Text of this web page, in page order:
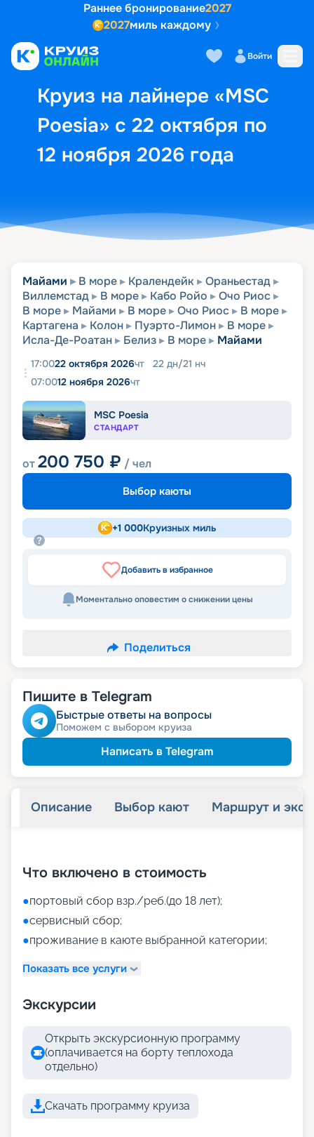
Раннее бронирование2027
2027миль каждому
Войти
Круиз на лайнере «MSC
Poesia» с 22 октября по
12 ноября 2026 года
Выбор кают Маршрут и
Майами В море Кралендейк
Ораньестад
Виллемстад
В море Кабо Ройо
Очо Риос
В море
Майами В море Очо Риос
В море
Картагена
Колон Пуэрто-Лимон
В море
Исла-Де-Роатан
Белиз В море Майами
17:0022 октября 2026чт 22 дн/21 нч
07:0012 ноября 2026чт
MSC Poesia
СТАНДАРТ
от200 750 ₽ / чел
Выбор каюты
+1 000Круизных миль
Добавить в избранное
Моментально оповестим о снижении цены
Поделиться
Пишите в Telegram
Быстрые ответы на вопросы
Поможем с выбором круиза
Написать в Telegram
Описание Выбор кают Маршрут и
Что включено в стоимость
●портовый сбор взр./реб.(до 18 лет);
●сервисный сбор;
●проживание в каюте выбранной категории;
Показать все услуги
Экскурсии
Открыть экскурсионную программу
(оплачивается на борту теплохода
отдельно)
Скачать программу круиза